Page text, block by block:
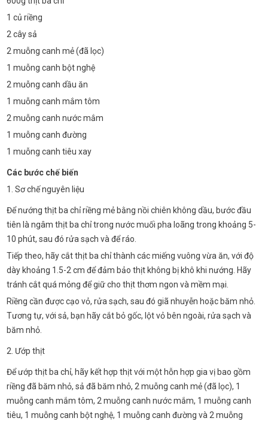
1 củ riềng
2 cây sả
2 muỗng canh mẻ (đã lọc)
1 muỗng canh bột nghệ
2 muỗng canh dầu ăn
1 muỗng canh mắm tôm
2 muỗng canh nước mắm
1 muỗng canh đường
1 muỗng canh tiêu xay
Các bước chế biến
1. Sơ chế nguyên liệu
Để nướng thịt ba chỉ riềng mẻ bằng nồi chiên không dầu, bước đầu
tiên là ngâm thịt ba chỉ trong nước muối pha loãng trong khoảng 5-
10 phút, sau đó rửa sạch và để ráo.
Tiếp theo, hãy cắt thịt ba chỉ thành các miếng vuông vừa ăn, với độ
dày khoảng 1.5-2 cm để đảm bảo thịt không bị khô khi nướng. Hãy
tránh cắt quá mỏng để giữ cho thịt thơm ngon và mềm mại.
Riềng cần được cạo vỏ, rửa sạch, sau đó giã nhuyễn hoặc băm nhỏ.
Tương tự, với sả, bạn hãy cắt bỏ gốc, lột vỏ bên ngoài, rửa sạch và
băm nhỏ.
2. Ướp thịt
Để ướp thịt ba chỉ, hãy kết hợp thịt với một hỗn hợp gia vị bao gồm
riềng đã băm nhỏ, sả đã băm nhỏ, 2 muỗng canh mẻ (đã lọc), 1
muỗng canh mắm tôm, 2 muỗng canh nước mắm, 1 muỗng canh
tiêu, 1 muỗng canh bột nghệ, 1 muỗng canh đường và 2 muỗng